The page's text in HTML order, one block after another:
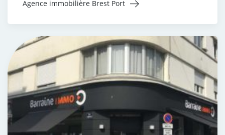
Agence immobilière Brest Port